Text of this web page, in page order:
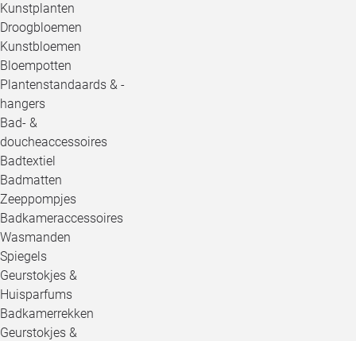
Kunstplanten
Droogbloemen
Kunstbloemen
Bloempotten
Plantenstandaards & -
hangers
Bad- &
doucheaccessoires
Badtextiel
Badmatten
Zeeppompjes
Badkameraccessoires
Wasmanden
Spiegels
Geurstokjes &
Huisparfums
Badkamerrekken
Geurstokjes &